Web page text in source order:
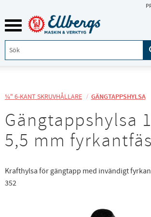
Meny
¼" 6-KANT SKRUVHÅLLARE GÄNGTAPPSHYLSA
Gängtappshylsa
5,5 mm
Krafthylsa för gängtapp med invändigt
352